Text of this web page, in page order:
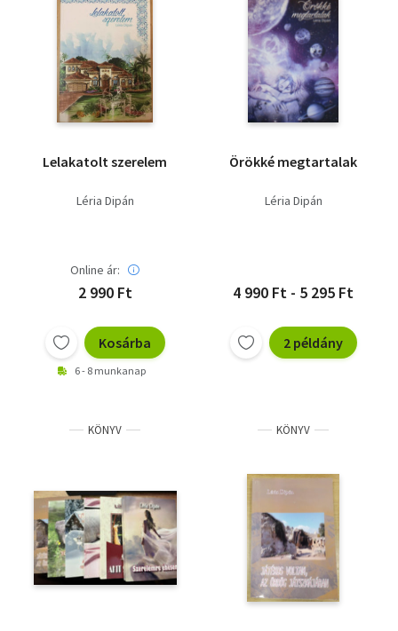
Természettudomány
Történelem
Lelakatolt szerelem
Léria Dipán
Online ár:
2 990 Ft
Kosárba
6 - 8 munkanap
Örökké megtartalak
Léria Dipán
4 990 Ft - 5 295 Ft
2 példány
KÖNYV KÖNYV